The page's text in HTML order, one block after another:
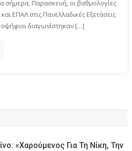
σήμερα, Παρασκευή, οι βαθμολογίες
ΕΠΑΛ στις Πανελλαδικές Εξετάσεις
διαγωνίστηκαν […]
«Χαρούμενος Για Τη Νίκη, Την